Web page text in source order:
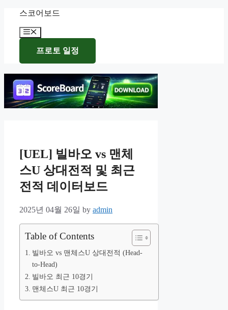
content
스코어보드
Menu
프로토 일정
[UEL] 빌바오 vs 맨체
스U 상대전적 및 최근
전적 데이터보드
2025년 04월 26일 by admin
Table of Contents
빌바오 vs 맨체스U 상대전적 (Head-
to-Head)
빌바오 최근 10경기
맨체스U 최근 10경기